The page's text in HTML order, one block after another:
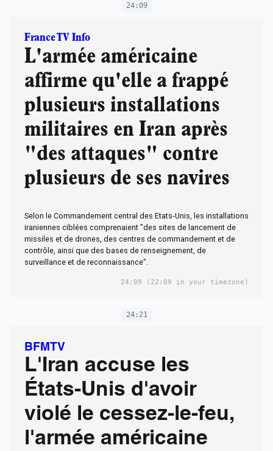
24:09
France TV Info
L'armée américaine
affirme qu'elle a frappé
plusieurs installations
militaires en Iran après
"des attaques" contre
plusieurs de ses navires
Selon le Commandement central des Etats-Unis, les installations
iraniennes ciblées comprenaient "des sites de lancement de
missiles et de drones, des centres de commandement et de
contrôle, ainsi que des bases de renseignement, de
surveillance et de reconnaissance".
24:09 (22:09 in your timezone)
24:21
BFMTV
L'Iran accuse les
États-Unis d'avoir
violé le cessez-le-feu,
l'armée américaine